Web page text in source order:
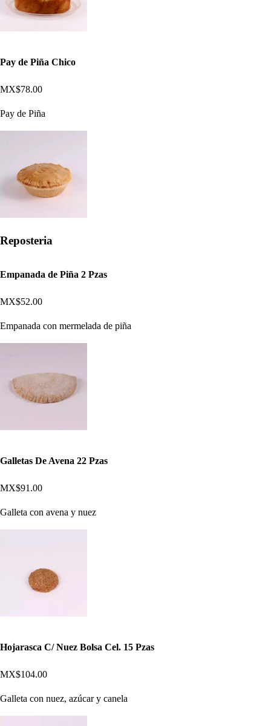
Pay de Piña Chico
MX$78.00
Pay de Piña
Reposteria
Empanada de Piña 2 Pzas
MX$52.00
Empanada con mermelada de piña
Galletas De Avena 22 Pzas
MX$91.00
Galleta con avena y nuez
Hojarasca C/ Nuez Bolsa Cel. 15 Pzas
MX$104.00
Galleta con nuez, azúcar y canela